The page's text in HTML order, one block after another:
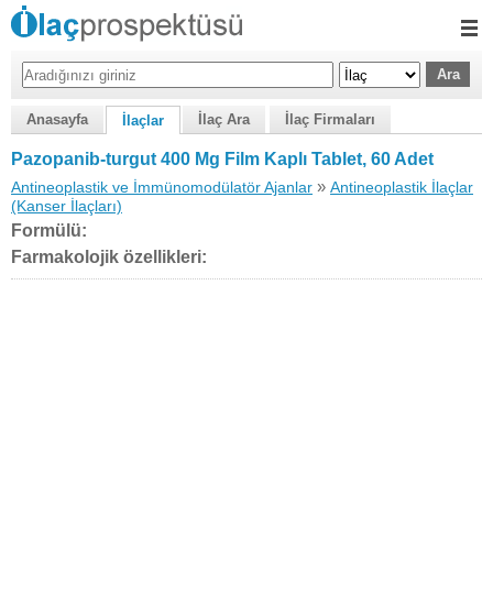
Anasayfa İlaçlar İlaç Ara İlaç Firmaları
Pazopanib-turgut 400 Mg Film Kaplı Tablet, 60 Adet
Antineoplastik ve İmmünomodülatör Ajanlar » Antineoplastik İlaçlar
(Kanser İlaçları)
Formülü:
Farmakolojik özellikleri: